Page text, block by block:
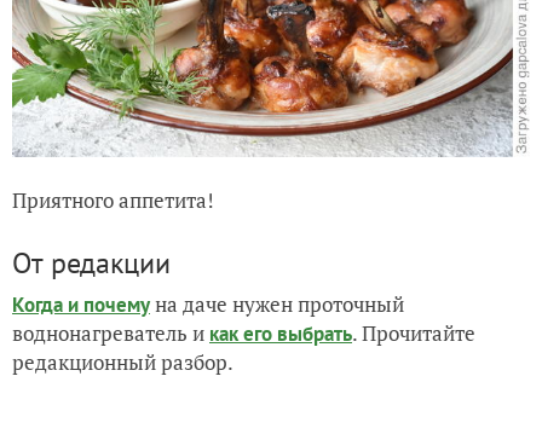
Приятного аппетита!
От редакции
Когда и почемуна даче нужен проточный
воднонагреватель и как его выбрать. Прочитайте
редакционный разбор.